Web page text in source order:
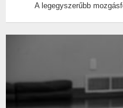
A legegyszerűbb